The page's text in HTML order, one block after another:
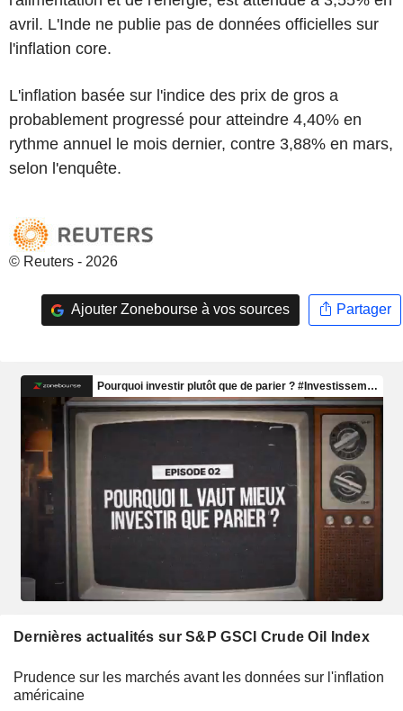
avril. L'Inde ne publie pas de données officielles sur
l'inflation core.
L'inflation basée sur l'indice des prix de gros a
probablement progressé pour atteindre 4,40% en
rythme annuel le mois dernier, contre 3,88% en mars,
selon l'enquête.
© Reuters - 2026
Ajouter Zonebourse à vos sources Partager
Dernières actualités sur S&P GSCI Crude Oil Index
Prudence sur les marchés avant les données sur l'inflation
américaine